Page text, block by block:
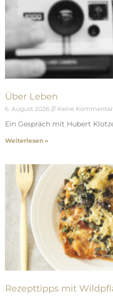
Über Leben
6. August 2026 Keine
Ein Gespräch mit Hubert
Weiterlesen »
Rezepttipps mit